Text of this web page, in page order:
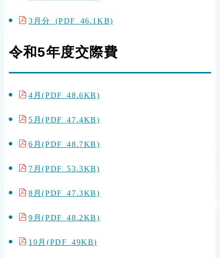
3月分 (PDF 46.1KB)
令和5年度交際費
4月(PDF 48.6KB)
5月(PDF 47.4KB)
6月(PDF 48.7KB)
7月(PDF 53.3KB)
8月(PDF 47.3KB)
9月(PDF 48.2KB)
10月(PDF 49KB)